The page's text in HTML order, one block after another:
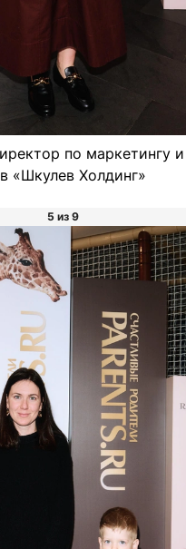
по маркетингу и
«Шкулев Холдинг»
5 из 9